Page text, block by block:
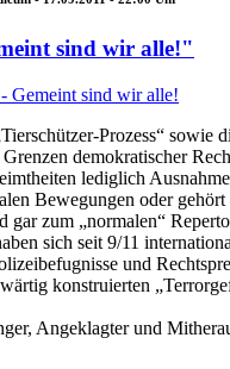
sind wir alle!"
Prozess“ sowie
demokratischer
lediglich
Bewegungen oder gehört
gar zum „normalen“
sich seit 9/11
und
konstruierten
Angeklagter und